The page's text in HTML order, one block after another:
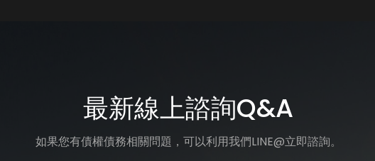
最新線上諮詢Q&A
如果您有債權債務相關問題，可以利用我們LINE@立即諮詢。